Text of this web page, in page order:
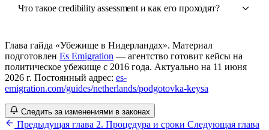
Что такое credibility assessment и как его проходят?
Глава гайда «Убежище в Нидерландах». Материал
подготовлен Es Emigration — агентство готовит кейсы на
политическое убежище с 2016 года. Актуально на 11 июня
2026 г. Постоянный адрес: es-
emigration.com/guides/netherlands/podgotovka-keysa
Следить за изменениями в законах
Предыдущая глава 2. Процедура и сроки Следующая глава